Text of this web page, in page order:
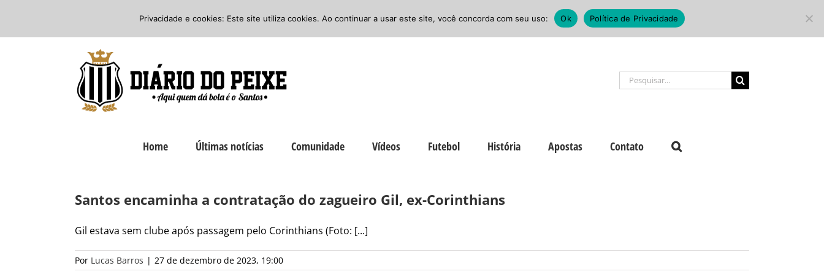
o
Facebook
Instagram
Buscar
resultados
Home Últimas notícias Comunidade Vídeos Futebol História Apostas Contato
Santos encaminha a contratação do zagueiro Gil, ex-Corinthians
Gil estava sem clube após passagem pelo Corinthians (Foto: [...]
Por Lucas Barros | 27 de dezembro de 2023, 19:00
Privacidade e cookies: Este site utiliza cookies. Ao continuar a usar este site, você concorda com seu uso: Ok Política de Privacidade